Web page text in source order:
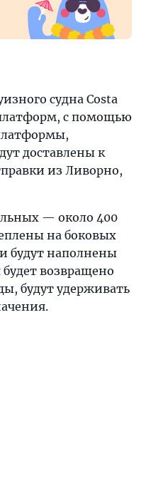
судна Costa
с помощью
доставлены к
из Ливорно,
— около 400
на боковых
будут наполнены
возвращено
будут удерживать